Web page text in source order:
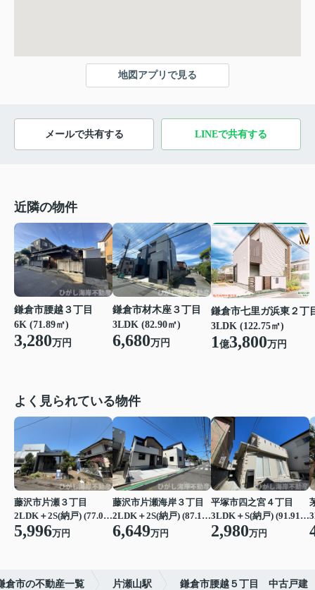
地図アプリで見る
メールで共有する LINEで共有する
近隣の物件
鎌倉市腰越３丁目
6K (71.89㎡)
3,280万円
鎌倉市材木座３丁目
3LDK (82.90㎡)
6,680万円
鎌倉市七里ガ浜東２丁
3LDK (122.75㎡)
1億3,800万円
よく見られている物件
藤沢市片瀬３丁目
2LDK＋2S(納戸) (77.07㎡)
5,996万円
藤沢市片瀬海岸３丁目
2LDK＋2S(納戸) (87.15㎡)
6,649万円
平塚市四之宮４丁目
3LDK＋S(納戸) (91.91㎡)
2,980万円
倉市の不動産一覧 片瀬山駅 鎌倉市腰越５丁目 中古戸建